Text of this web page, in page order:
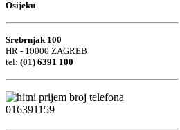
Osijeku
Srebrnjak 100
HR - 10000 ZAGREB
tel: (01) 6391 100